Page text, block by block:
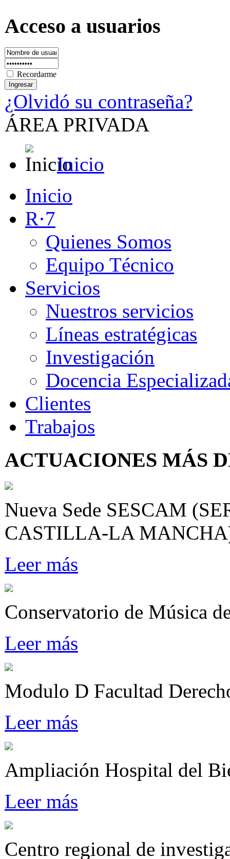
Acceso a usuarios
Recordarme
¿Olvidó su contraseña?
ÁREA PRIVADA
Inicio
Inicio
R·7
Quienes Somos
Equipo Técnico
Servicios
Nuestros servicios
Líneas estratégicas
Investigación
Docencia
Clientes
Trabajos
ACTUACIONES MÁS
Nueva Sede SESCAM
CASTILLA-LA
Leer más
Conservatorio de Música
Leer más
Modulo D Facultad
Leer más
Ampliación Hospital del
Leer más
Centro regional de